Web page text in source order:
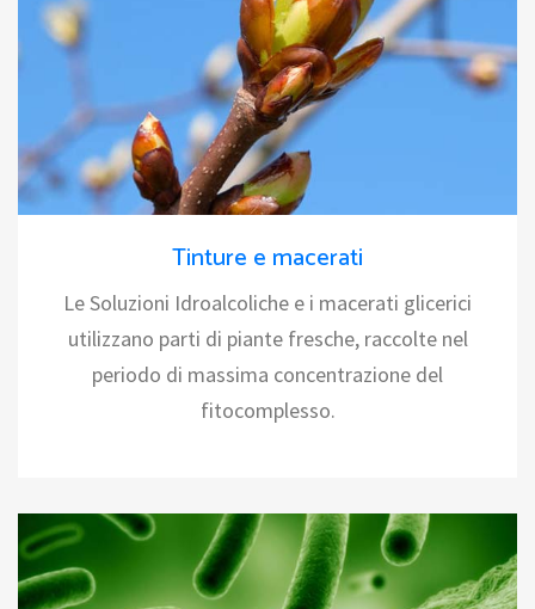
Tinture e macerati
Le Soluzioni Idroalcoliche e i macerati glicerici
utilizzano parti di piante fresche, raccolte nel
periodo di massima concentrazione del
fitocomplesso.